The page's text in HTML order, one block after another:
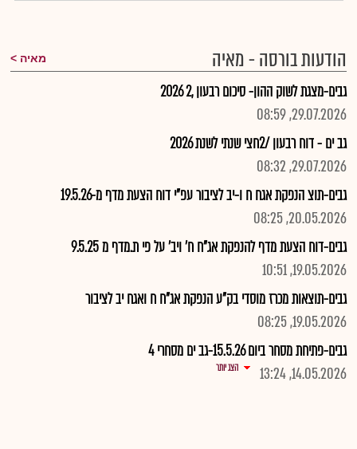
הודעות בורסה - מאיה מאיה
גבים-מצגת לשוק ההון- סיכום רבעון ,2 2026
29.07.2026, 08:59
גב ים - דוח רבעון /2חצי שנתי לשנת 2026
29.07.2026, 08:32
גבים-תוצ הנפקת אגח ח ו-יב לציבור עפ"י דוח הצעת מדף מ-19.5.26
20.05.2026, 08:25
גבים-דוח הצעת מדף להנפקת אג"ח ח' ויב' על פי ת.מדף מ 9.5.25
19.05.2026, 10:51
גבים-תוצאות מכרז מוסדי בק"ע הנפקת אג"ח ח ואגח יב לציבור
19.05.2026, 08:25
גבים-פתיחת מסחר ביום 15.5.26-גב ים מסחרי 4
14.05.2026, 13:24
הצג יותר